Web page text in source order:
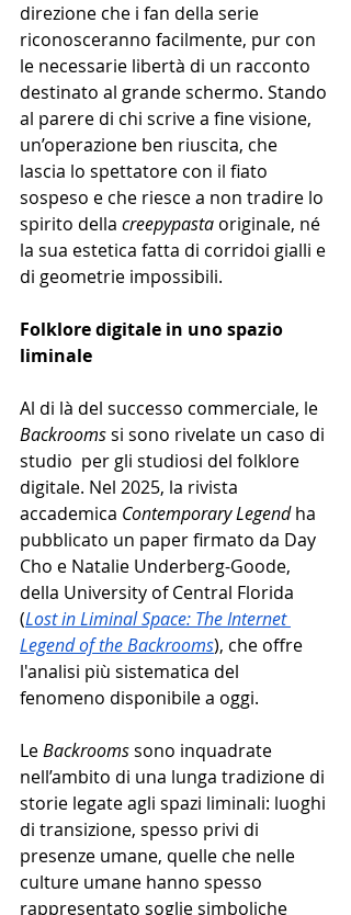
direzione che i fan della serie
riconosceranno facilmente, pur con
le necessarie libertà di un racconto
destinato al grande schermo. Stando
al parere di chi scrive a fine visione,
un’operazione ben riuscita, che
lascia lo spettatore con il fiato
sospeso e che riesce a non tradire lo
spirito della creepypasta originale, né
la sua estetica fatta di corridoi gialli e
di geometrie impossibili.
Folklore digitale in uno spazio
liminale
Al di là del successo commerciale, le
Backrooms si sono rivelate un caso di
studio  per gli studiosi del folklore
digitale. Nel 2025, la rivista
accademica Contemporary Legend ha
pubblicato un paper firmato da Day
Cho e Natalie Underberg-Goode,
della University of Central Florida
(Lost in Liminal Space: The Internet
Legend of the Backrooms), che offre
l'analisi più sistematica del
fenomeno disponibile a oggi.
Le Backrooms sono inquadrate
nell’ambito di una lunga tradizione di
storie legate agli spazi liminali: luoghi
di transizione, spesso privi di
presenze umane, quelle che nelle
culture umane hanno spesso
rappresentato soglie simboliche